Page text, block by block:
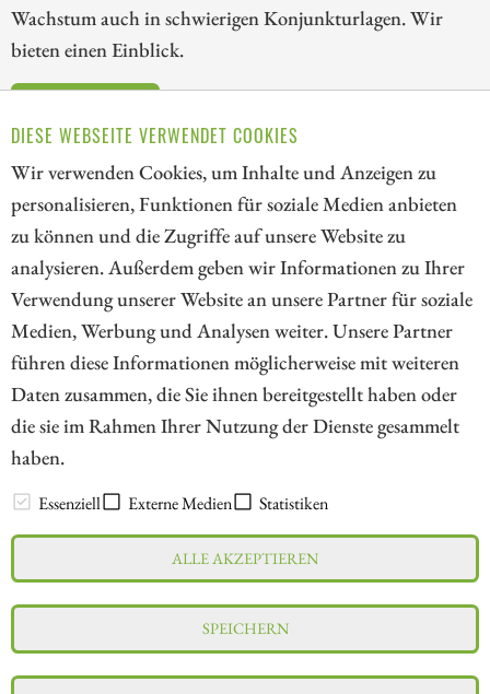
DIESE WEBSEITE VERWENDET COOKIES
Wir verwenden Cookies, um Inhalte und Anzeigen zu
personalisieren, Funktionen für soziale Medien anbieten
zu können und die Zugriffe auf unsere Website zu
analysieren. Außerdem geben wir Informationen zu Ihrer
Verwendung unserer Website an unsere Partner für soziale
Medien, Werbung und Analysen weiter. Unsere Partner
führen diese Informationen möglicherweise mit weiteren
Daten zusammen, die Sie ihnen bereitgestellt haben oder
die sie im Rahmen Ihrer Nutzung der Dienste gesammelt
haben.
Essenziell Externe Medien Statistiken
ALLE AKZEPTIEREN
SPEICHERN
Wachstum auch in schwierigen Konjunkturlagen. Wir
bieten einen Einblick.
13 23 24 25 26 27 28
// kapitalerhoehungen.de - © 2026 - Die Informationsplattform für
Investoren und Unternehmen rund um Kapitalerhöhung, Kapitalmarkt
und Unternehmensfinanzierung
LEXIKON
Impressum
Datenschutz
Interessenskonflikt & Risikohinweis
Nutzungsbedingungen
Cookie-Einstellungen